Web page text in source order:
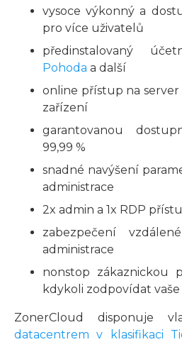
vysoce výkonný a
pro více uživatelů
předinstalovaný
Pohoda a další
online přístup na
zařízení
garantovanou
99,99 %
snadné navýšení
administrace
2x admin a 1x RDP
zabezpečení
administrace
nonstop zákaznickou
kdykoli zodpovídat
ZonerCloud disponuje
datacentrem v klasifikaci